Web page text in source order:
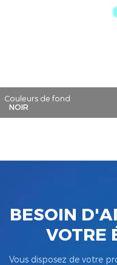
Couleurs de fond
BESOIN
VOTRE
Vous disposez de votre